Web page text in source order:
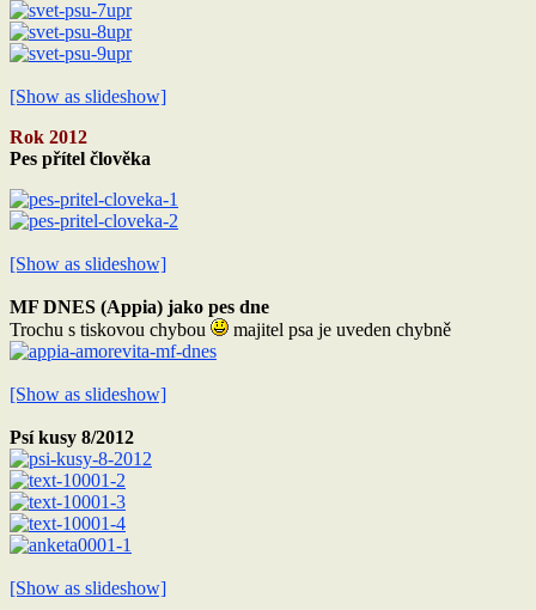
[Show as slideshow]
Rok 2012
Pes přítel člověka
[Show as slideshow]
MF DNES (Appia) jako pes dne
Trochu s tiskovou chybou
majitel psa je uveden chybně
[Show as slideshow]
Psí kusy 8/2012
[Show as slideshow]